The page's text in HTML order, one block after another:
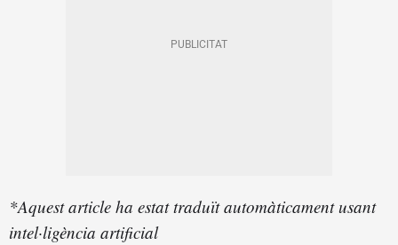
*Aquest article ha estat traduït automàticament usant
intel·ligència artificial